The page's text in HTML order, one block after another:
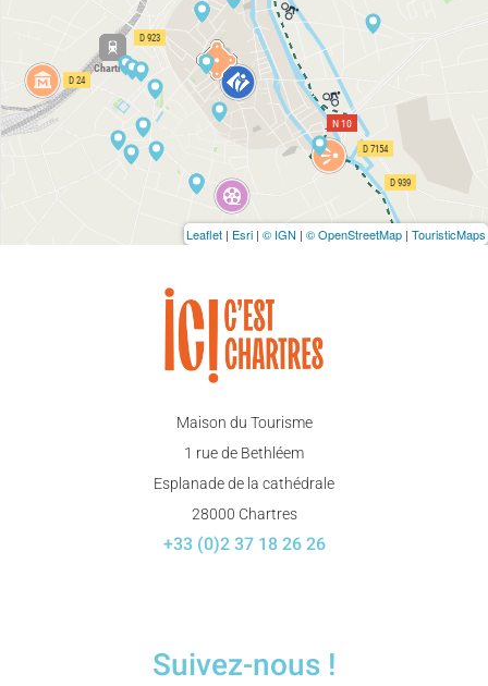
Leaflet | Esri | © IGN | © OpenStreetMap | TouristicMaps
Maison du Tourisme
1 rue de Bethléem
Esplanade de la cathédrale
28000 Chartres
+33 (0)2 37 18 26 26
Suivez-nous !